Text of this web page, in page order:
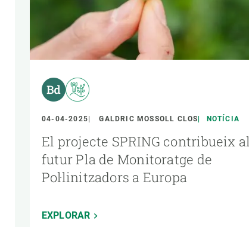
04-04-2025 GALDRIC MOSSOLL CLOS NOTÍCIA
El projecte SPRING contribueix al
futur Pla de Monitoratge de
Pol·linitzadors a Europa
EXPLORAR